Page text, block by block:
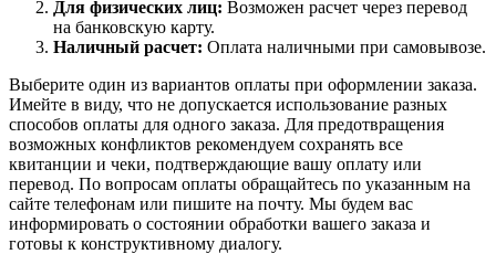
Для физических лиц: Возможен расчет через перевод
на банковскую карту.
Наличный расчет: Оплата наличными при самовывозе.
Выберите один из вариантов оплаты при оформлении заказа.
Имейте в виду, что не допускается использование разных
способов оплаты для одного заказа. Для предотвращения
возможных конфликтов рекомендуем сохранять все
квитанции и чеки, подтверждающие вашу оплату или
перевод. По вопросам оплаты обращайтесь по указанным на
сайте телефонам или пишите на почту. Мы будем вас
информировать о состоянии обработки вашего заказа и
готовы к конструктивному диалогу.